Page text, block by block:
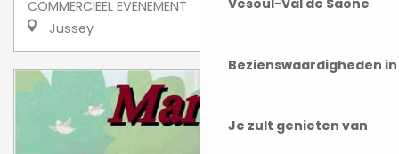
Vesoul-Val de Saône
Bezienswaardigheden
Je zult genieten van
COMMERCIEEL EVENEMENT
Jussey